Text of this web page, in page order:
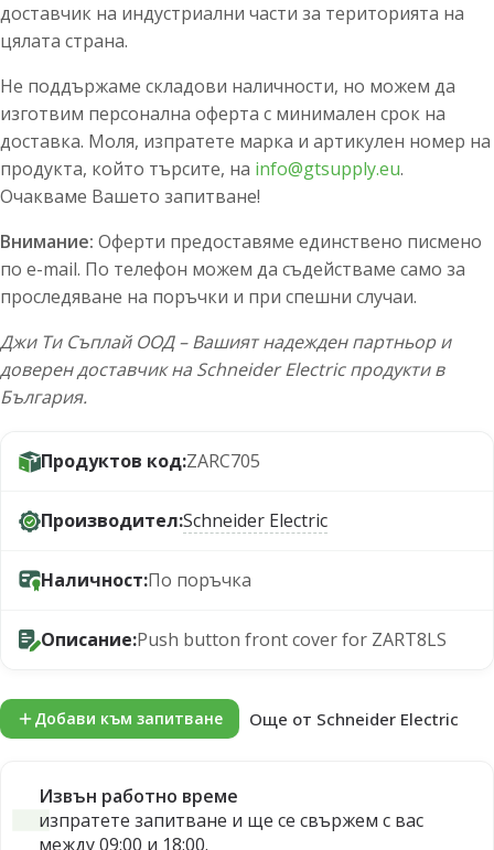
доставчик на индустриални части за територията на
цялата страна.
Не поддържаме складови наличности, но можем да
изготвим персонална оферта с минимален срок на
доставка. Моля, изпратете марка и артикулен номер на
продукта, който търсите, на info@gtsupply.eu.
Очакваме Вашето запитване!
Внимание: Оферти предоставяме единствено писмено
по e-mail. По телефон можем да съдействаме само за
проследяване на поръчки и при спешни случаи.
Джи Ти Съплай ООД – Вашият надежден партньор и
доверен доставчик на Schneider Electric продукти в
България.
Продуктов код:ZARC705
Производител:Schneider Electric
Наличност:По поръчка
Описание:Push button front cover for ZART8LS
Добави към запитване Още от Schneider Electric
Извън работно време
изпратете запитване и ще се свържем с вас
между 09:00 и 18:00.